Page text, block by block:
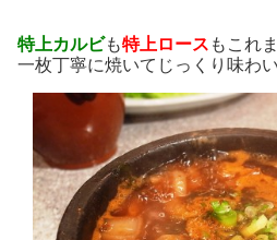
特上カルビも特上ロース もこれ
一枚丁寧に焼いてじっくり味わ